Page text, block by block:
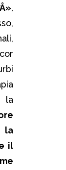
Â»,
la
la
il